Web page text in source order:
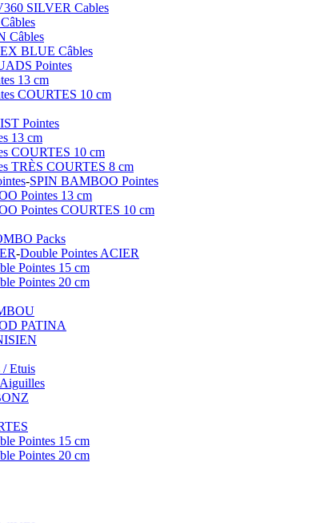
SILVER Cables
Câbles
BLUE Câbles
Pointes
13 cm
COURTES 10 cm
Pointes
13 cm
COURTES 10 cm
TRÈS COURTES 8 cm
-SPIN BAMBOO Pointes
Pointes 13 cm
Pointes COURTES 10 cm
Packs
-Double Pointes ACIER
Pointes 15 cm
Pointes 20 cm
PATINA
/ Etuis
Pointes 15 cm
Pointes 20 cm